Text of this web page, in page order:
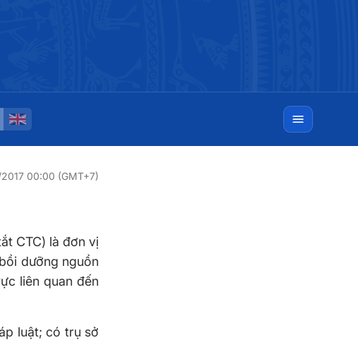
00:00 (GMT+7)
CTC) là đơn vị
dưỡng nguồn
liên quan đến
luật; có trụ sở